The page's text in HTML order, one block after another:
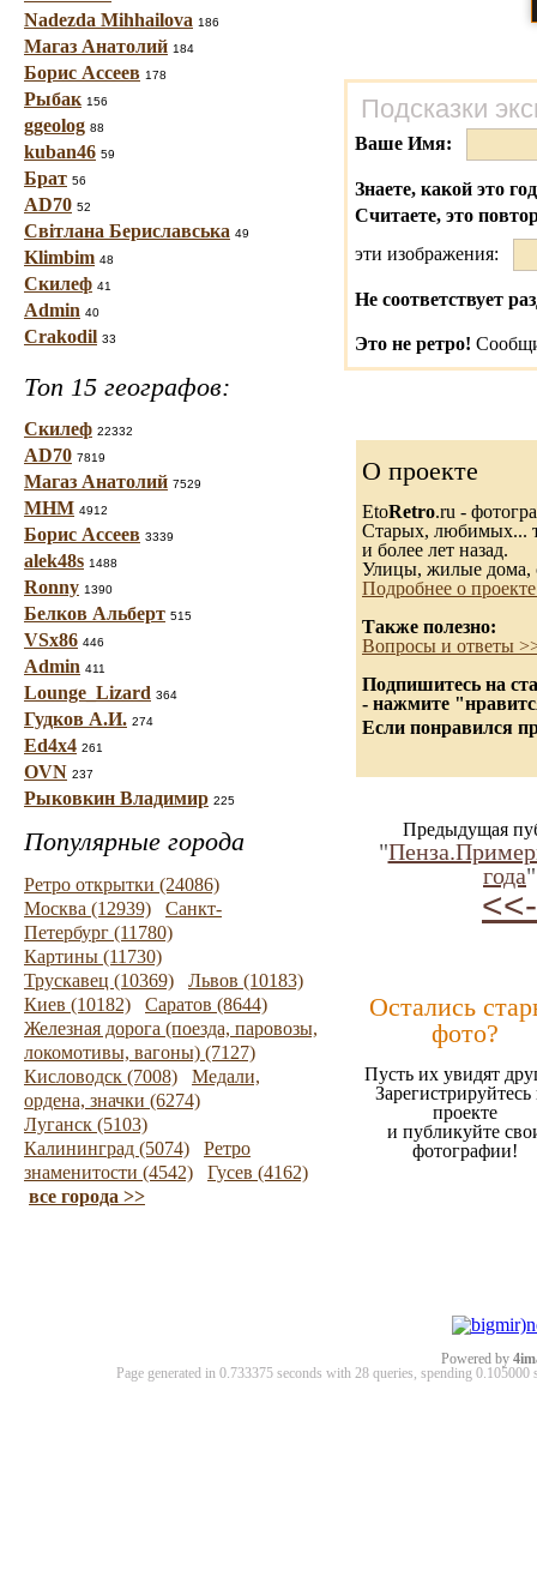
Nadezda Mihhailova 186
Магаз Анатолий 184
Борис Ассеев 178
Рыбак 156
ggeolog 88
kuban46 59
Брат 56
AD70 52
Світлана Бериславська 49
Klimbim 48
Скилеф 41
Admin 40
Crakodil 33
Топ 15 географов:
Скилеф 22332
AD70 7819
Магаз Анатолий 7529
МНМ 4912
Борис Ассеев 3339
alek48s 1488
Ronny 1390
Белков Альберт 515
VSx86 446
Admin 411
Lounge_Lizard 364
Гудков А.И. 274
Ed4x4 261
OVN 237
Рыковкин Владимир 225
Популярные города
Ретро открытки (24086)
Москва (12939)
Санкт-
Петербург (11780)
Картины (11730)
Трускавец (10369)
Львов (10183)
Киев (10182)
Саратов (8644)
Железная дорога (поезда, паровозы,
локомотивы, вагоны) (7127)
Кисловодск (7008)
Медали,
ордена, значки (6274)
Луганск (5103)
Калининград (5074)
Ретро
знаменитости (4542)
Гусев (4162)
все города >>
Подсказки
Ваше Имя:
Знаете, какой это
Считаете, это
эти изображения:
Не соответствует
Это не ретро!
О проекте
EtoRetro.ru -
Старых, любимых...
и более лет назад.
Улицы, жилые дома,
Подробнее о
Также полезно:
Вопросы и ответы
Подпишитесь на
- нажмите
Если понравился
Предыдущая
"
года"
<<-
Остались
фото?
Пусть их увидят
Зарегистрируйтесь
проекте
и публикуйте
фотографии!
Powered by
Page generated in 0.733375 seconds with 28 queries, spending